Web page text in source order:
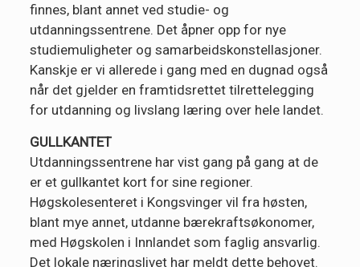
finnes, blant annet ved studie- og
utdanningssentrene. Det åpner opp for nye
studiemuligheter og samarbeidskonstellasjoner.
Kanskje er vi allerede i gang med en dugnad også
når det gjelder en framtidsrettet tilrettelegging
for utdanning og livslang læring over hele landet.
GULLKANTET
Utdanningssentrene har vist gang på gang at de
er et gullkantet kort for sine regioner.
Høgskolesenteret i Kongsvinger vil fra høsten,
blant mye annet, utdanne bærekraftsøkonomer,
med Høgskolen i Innlandet som faglig ansvarlig.
Det lokale næringslivet har meldt dette behovet.